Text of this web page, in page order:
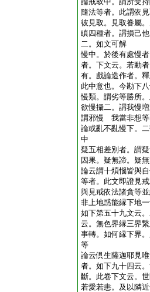
隨法等者。此謂依
彼見取。見取眷屬
瞋四種者。謂損己
二。如文可解
慢中。於後有處慢
者。下文云。若動
有。戲論造作者。
此中意也。今勘下
慢類。謂劣等勝所
欲慢攝二。謂我慢
謂邪慢 我當非想等
論或亂不亂慢下。
中
疑五相差別者。謂
因果。疑無諦。疑
論云謂十煩惱皆與
等者。此文即證見
與見戒依法諸貪等
非上地惑能縁下地
如下第五十九文云
云。無色界縁三界
事轉。如何縁下界
等
論云倶生薩迦耶見
者。如下九十四云
斷。此卷下文云。
若愛若恚。及以隣